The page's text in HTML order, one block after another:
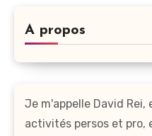
A propos
Je m'appelle David
activités persos et pro,